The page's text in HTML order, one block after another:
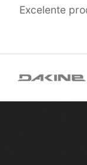
Excelente